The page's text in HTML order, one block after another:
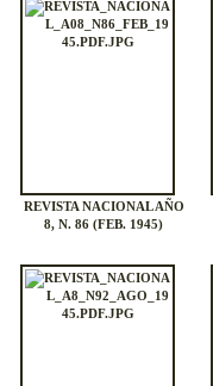
REVISTA NACIONAL AÑO
8, N. 86 (FEB. 1945)